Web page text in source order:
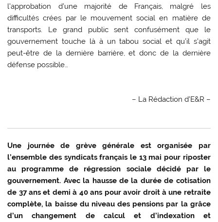
l’approbation d’une majorité de Français, malgré les
difficultés crées par le mouvement social en matière de
transports. Le grand public sent confusément que le
gouvernement touche là à un tabou social et qu’il s’agit
peut-être de la dernière barrière, et donc de la dernière
défense possible…
– La Rédaction d’E&R –
Une journée de grève générale est organisée par
l’ensemble des syndicats français le 13 mai pour riposter
au programme de régression sociale décidé par le
gouvernement. Avec la hausse de la durée de cotisation
de 37 ans et demi à 40 ans pour avoir droit à une retraite
complète, la baisse du niveau des pensions par la grâce
d’un changement de calcul et d’indexation et